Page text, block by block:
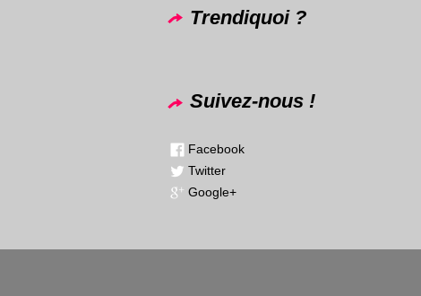
Trendiquoi ?
Suivez-nous !
Facebook
Twitter
Google+